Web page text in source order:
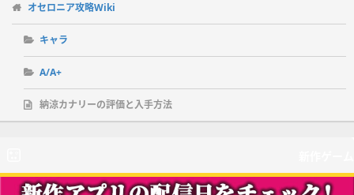
オセロニア攻略Wiki
キャラ
A/A+
納涼カナリーの評価と入手方法